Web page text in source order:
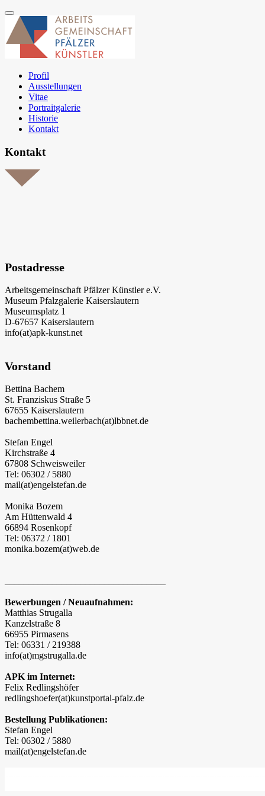
Profil
Ausstellungen
Vitae
Portraitgalerie
Historie
Kontakt
Kontakt
Postadresse
Arbeitsgemeinschaft Pfälzer Künstler e.V.
Museum Pfalzgalerie Kaiserslautern
Museumsplatz 1
D-67657 Kaiserslautern
info(at)apk-kunst.net
Vorstand
Bettina Bachem
St. Franziskus Straße 5
67655 Kaiserslautern
bachembettina.weilerbach(at)lbbnet.de
Stefan Engel
Kirchstraße 4
67808 Schweisweiler
Tel: 06302 / 5880
mail(at)engelstefan.de
Monika Bozem
Am Hüttenwald 4
66894 Rosenkopf
Tel: 06372 / 1801
monika.bozem(at)web.de
Bewerbungen / Neuaufnahmen:
Matthias Strugalla
Kanzelstraße 8
66955 Pirmasens
Tel: 06331 / 219388
info(at)mgstrugalla.de
APK im Internet:
Felix Redlingshöfer
redlingshoefer(at)kunstportal-pfalz.de
Bestellung Publikationen:
Stefan Engel
Tel: 06302 / 5880
mail(at)engelstefan.de